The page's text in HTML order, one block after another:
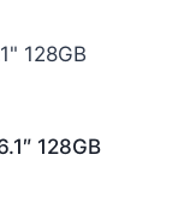
128GB